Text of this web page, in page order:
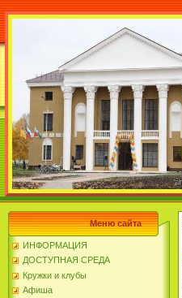
Меню сайта
ИНФОРМАЦИЯ
ДОСТУПНАЯ СРЕДА
Кружки и клубы
Афиша